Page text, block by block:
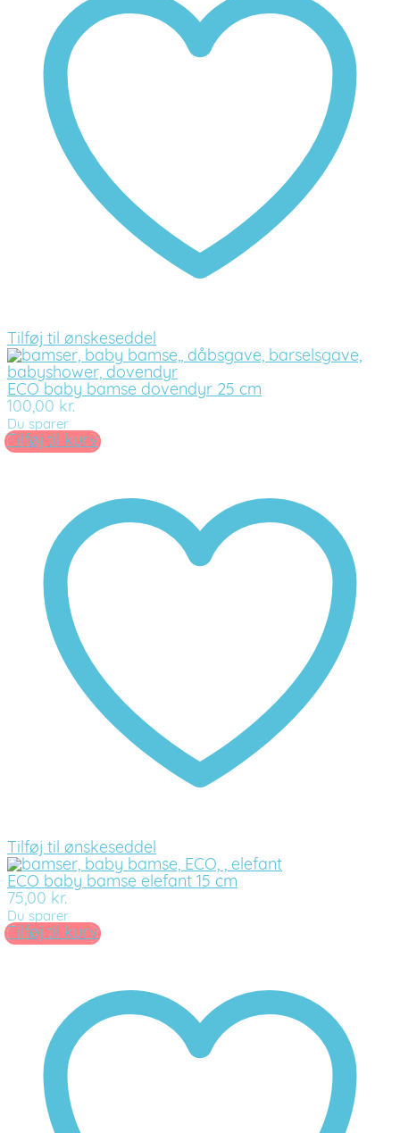
Tilføj til ønskeseddel
ECO baby bamse dovendyr 25 cm
100,00 kr.
Du sparer
Tilføj til kurv
Tilføj til ønskeseddel
ECO baby bamse elefant 15 cm
75,00 kr.
Du sparer
Tilføj til kurv